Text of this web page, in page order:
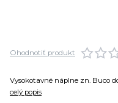
Ohodnotiť produkt
Vysokotavné náplne zn. Buco
celý popis